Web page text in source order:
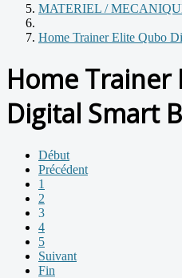
MATERIEL /
Home Trainer Elite Qubo
Home Trainer
Digital Smart
Début
Précédent
1
2
3
4
5
Suivant
Fin